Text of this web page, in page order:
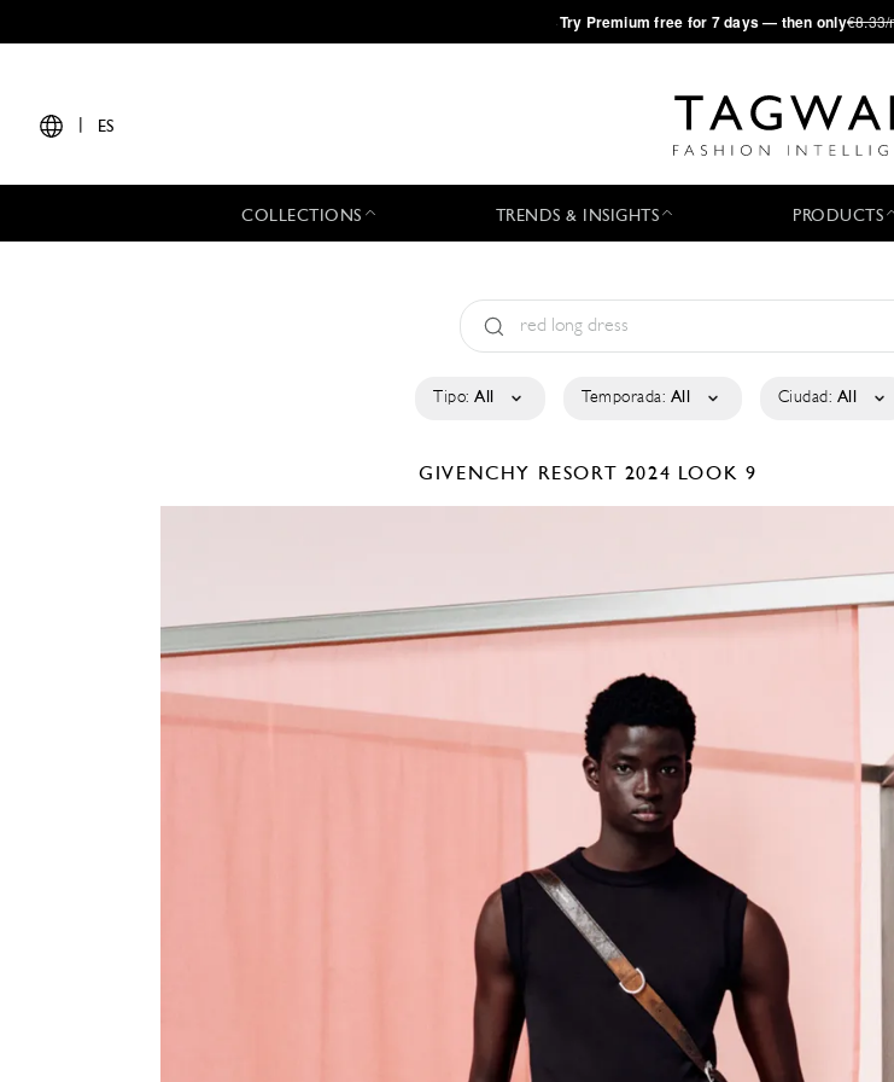
·Try Premium free for 7 days — then only€8.33/
ES
COLLECTIONS TRENDS & INSIGHTS PRODUCTS
Tipo: All Temporada: All Ciudad: All
GIVENCHY RESORT 2024 LOOK 9